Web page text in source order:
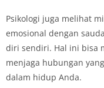
Psikologi juga melihat
emosional dengan
diri sendiri. Hal ini bisa
menjaga hubungan
dalam hidup Anda.